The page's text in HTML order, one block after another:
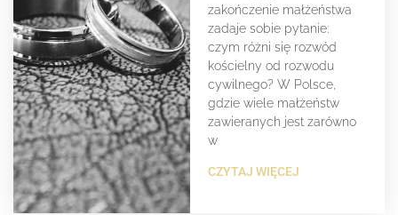
zakończenie małżeństwa
zadaje sobie pytanie:
czym różni się rozwód
kościelny od rozwodu
cywilnego? W Polsce,
gdzie wiele małżeństw
zawieranych jest zarówno
w
CZYTAJ WIĘCEJ